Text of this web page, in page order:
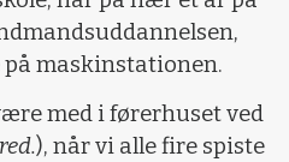
maskinstationen.
med i førerhuset ved
red.), når vi alle fire spiste